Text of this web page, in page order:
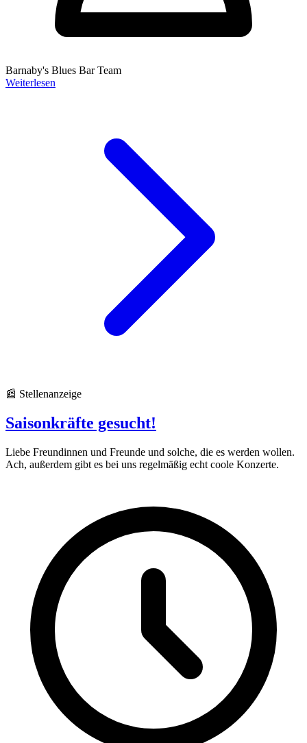
Barnaby's Blues Bar Team
Weiterlesen
📰 Stellenanzeige
Saisonkräfte gesucht!
Liebe Freundinnen und Freunde und solche, die es werden wollen.
Ach, außerdem gibt es bei uns regelmäßig echt coole Konzerte.